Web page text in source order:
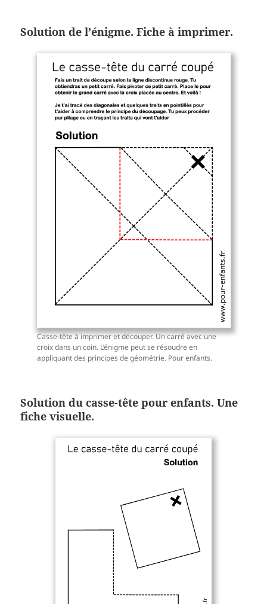
Solution de l’énigme. Fiche à imprimer.
Casse-tête à imprimer et découper. Un carré avec une
croix dans un coin. L’énigme peut se résoudre en
appliquant des principes de géométrie. Pour enfants.
Solution du casse-tête pour enfants. Une
fiche visuelle.